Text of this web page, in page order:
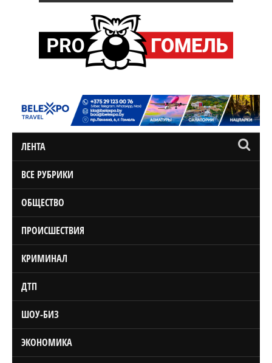
ЛЕНТА
ВСЕ РУБРИКИ
ОБЩЕСТВО
ПРОИСШЕСТВИЯ
КРИМИНАЛ
ДТП
ШОУ-БИЗ
ЭКОНОМИКА